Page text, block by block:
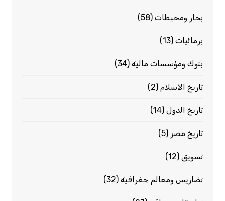
بحار ومحيطات(58)
برمائيات(13)
بنوك ومؤسسات مالية(34)
تاريخ الاسلام(2)
تاريخ الدول(14)
تاريخ مصر (5)
تسويق(12)
تضاريس ومعالم جغرافية(32)